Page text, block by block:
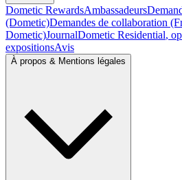
Dometic RewardsAmbassadeurs
(Dometic)Demandes de collaboration
Dometic)JournalDometic Residential,
expositionsAvis
À propos & Mentions légales